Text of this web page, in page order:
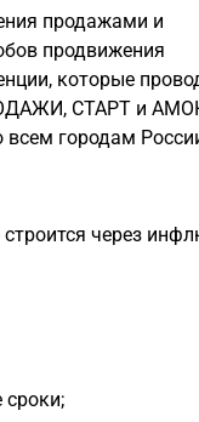
продажами и
продвижения
которые
СТАРТ и
городам
через
сроки;